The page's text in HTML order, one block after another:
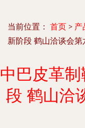
当前位置： 首页 > 产
新阶段 鹤山洽谈会
中巴皮革
段 鹤山洽